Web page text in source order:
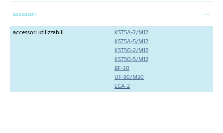
accessori
accessori utilizzabili
KST5A-2/M12
KST5A-5/M12
KST5G-2/M12
KST5G-5/M12
BF-30
UF-90/M30
LCA-2